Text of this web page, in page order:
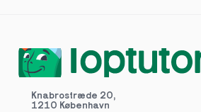
Knabrostræde 20,
1210 København